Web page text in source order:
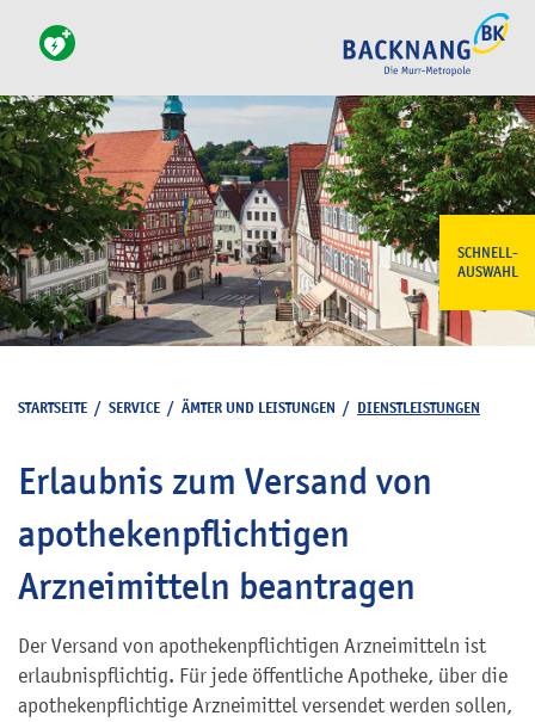
SCHNELL-
AUSWAHL
STARTSEITE / SERVICE / ÄMTER UND LEISTUNGEN / DIENSTLEISTUNGEN
Erlaubnis zum Versand von
apothekenpflichtigen
Arzneimitteln beantragen
Der Versand von apothekenpflichtigen Arzneimitteln ist
erlaubnispflichtig. Für jede öffentliche Apotheke, über die
apothekenpflichtige Arzneimittel versendet werden sollen,